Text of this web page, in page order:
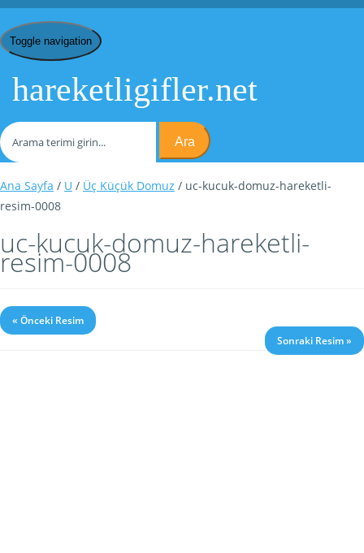
Toggle navigation
hareketligifler.net
Ara
Ana Sayfa / U / Üç Küçük Domuz / uc-kucuk-domuz-hareketli-
resim-0008
uc-kucuk-domuz-hareketli-
resim-0008
« Önceki Resim
Sonraki Resim »